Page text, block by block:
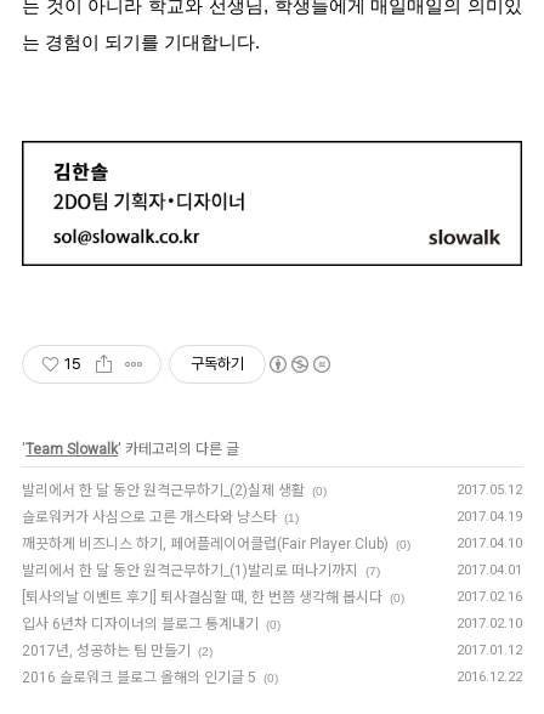
는 것이 아니라 학교와 선생님, 학생들에게 매일매일의 의미있
는 경험이 되기를 기대합니다.
15 구독하기
'Team Slowalk' 카테고리의 다른 글
발리에서 한 달 동안 원격근무하기_(2)실제 생활 (0) 2017.05.12
슬로워커가 사심으로 고른 개스타와 냥스타 (1) 2017.04.19
깨끗하게 비즈니스 하기, 페어플레이어클럽(Fair Player Club) (0) 2017.04.10
발리에서 한 달 동안 원격근무하기_(1)발리로 떠나기까지 (7) 2017.04.01
[퇴사의날 이벤트 후기] 퇴사결심할 때, 한 번쯤 생각해 봅시다 (0) 2017.02.16
입사 6년차 디자이너의 블로그 통계내기 (0) 2017.02.10
2017년, 성공하는 팀 만들기 (2) 2017.01.12
2016 슬로워크 블로그 올해의 인기글 5 (0) 2016.12.22